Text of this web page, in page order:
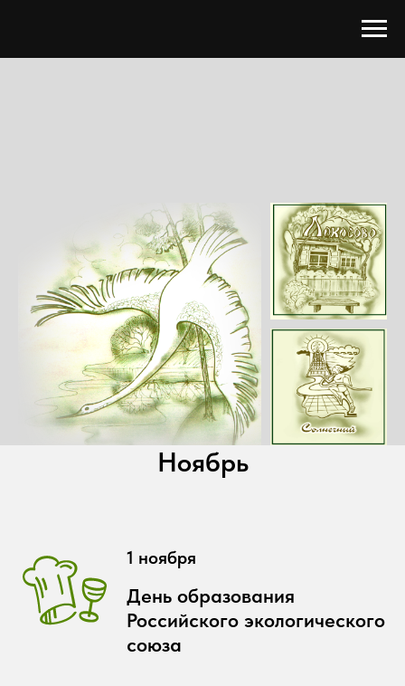
Ноябрь
1 ноября
День образования
Российского экологического
союза